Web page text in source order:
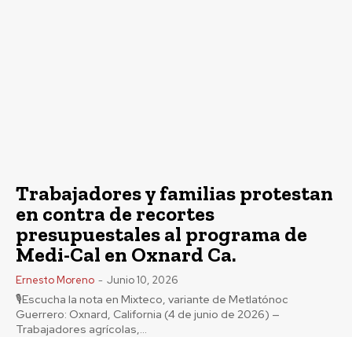
Trabajadores y familias protestan
en contra de recortes
presupuestales al programa de
Medi-Cal en Oxnard Ca.
Ernesto Moreno - Junio 10, 2026
🎙️Escucha la nota en Mixteco, variante de Metlatónoc
Guerrero: Oxnard, California (4 de junio de 2026) —
Trabajadores agrícolas,...